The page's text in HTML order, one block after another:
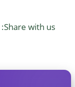
Share with us: